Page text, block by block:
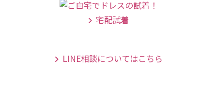
宅配試着
LINE相談についてはこちら